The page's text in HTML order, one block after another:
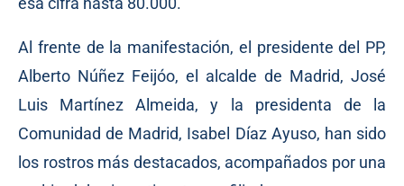
Al frente de la manifestación, el presidente del PP,
Alberto Núñez Feijóo, el alcalde de Madrid, José
Luis Martínez Almeida, y la presidenta de la
Comunidad de Madrid, Isabel Díaz Ayuso, han sido
los rostros más destacados, acompañados por una